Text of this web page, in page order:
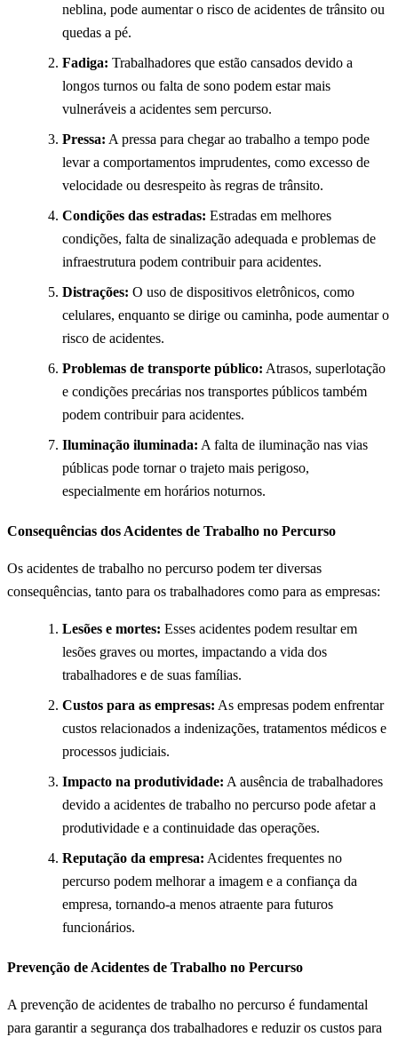
neblina, pode aumentar o risco de acidentes de trânsito ou
quedas a pé.
Fadiga: Trabalhadores que estão cansados ​​devido a
longos turnos ou falta de sono podem estar mais
vulneráveis ​​a acidentes sem percurso.
Pressa: A pressa para chegar ao trabalho a tempo pode
levar a comportamentos imprudentes, como excesso de
velocidade ou desrespeito às regras de trânsito.
Condições das estradas: Estradas em melhores
condições, falta de sinalização adequada e problemas de
infraestrutura podem contribuir para acidentes.
Distrações: O uso de dispositivos eletrônicos, como
celulares, enquanto se dirige ou caminha, pode aumentar o
risco de acidentes.
Problemas de transporte público: Atrasos, superlotação
e condições precárias nos transportes públicos também
podem contribuir para acidentes.
Iluminação iluminada: A falta de iluminação nas vias
públicas pode tornar o trajeto mais perigoso,
especialmente em horários noturnos.
Consequências dos Acidentes de Trabalho no Percurso
Os acidentes de trabalho no percurso podem ter diversas
consequências, tanto para os trabalhadores como para as empresas:
Lesões e mortes: Esses acidentes podem resultar em
lesões graves ou mortes, impactando a vida dos
trabalhadores e de suas famílias.
Custos para as empresas: As empresas podem enfrentar
custos relacionados a indenizações, tratamentos médicos e
processos judiciais.
Impacto na produtividade: A ausência de trabalhadores
devido a acidentes de trabalho no percurso pode afetar a
produtividade e a continuidade das operações.
Reputação da empresa: Acidentes frequentes no
percurso podem melhorar a imagem e a confiança da
empresa, tornando-a menos atraente para futuros
funcionários.
Prevenção de Acidentes de Trabalho no Percurso
A prevenção de acidentes de trabalho no percurso é fundamental
para garantir a segurança dos trabalhadores e reduzir os custos para